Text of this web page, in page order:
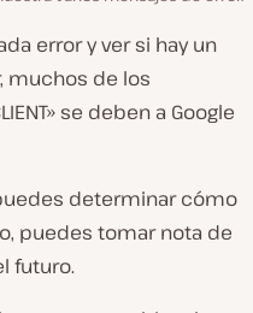
error y ver si hay un
muchos de los
se deben a Google
determinar cómo
puedes tomar nota de
futuro.